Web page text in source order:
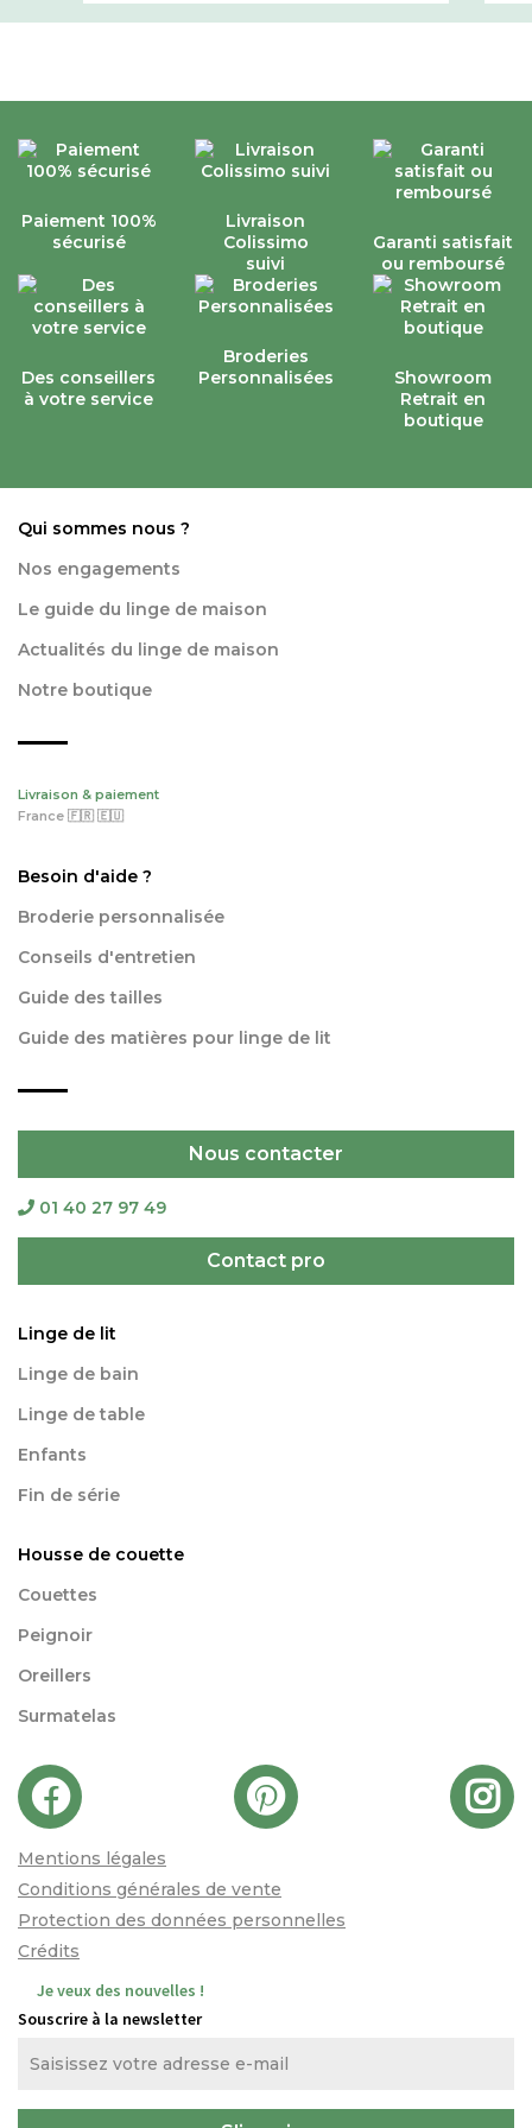
Paiement 100%
sécurisé
Livraison
Colissimo
suivi
Garanti satisfait
ou remboursé
Des conseillers
à votre service
Broderies
Personnalisées
Showroom
Retrait en
boutique
Qui sommes nous ?
Nos engagements
Le guide du linge de maison
Actualités du linge de maison
Notre boutique
Livraison & paiement
France 🇫🇷 🇪🇺
Besoin d'aide ?
Broderie personnalisée
Conseils d'entretien
Guide des tailles
Guide des matières pour linge de lit
Nous contacter
01 40 27 97 49
Contact pro
Linge de lit
Linge de bain
Linge de table
Enfants
Fin de série
Housse de couette
Couettes
Peignoir
Oreillers
Surmatelas
Mentions légales
Conditions générales de vente
Protection des données personnelles
Crédits
Je veux des nouvelles !
Souscrire à la newsletter